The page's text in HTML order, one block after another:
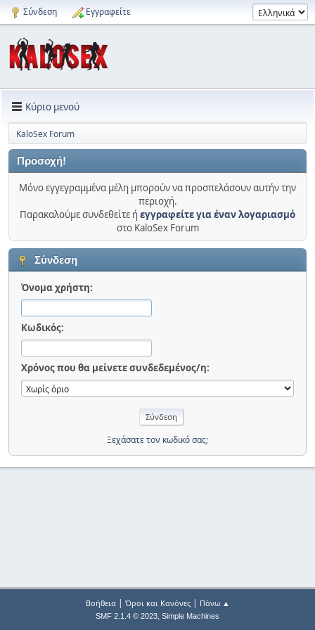
Σύνδεση Εγγραφείτε
Κύριο μενού
KaloSex Forum
Προσοχή!
Μόνο εγγεγραμμένα μέλη μπορούν να προσπελάσουν αυτήν την
περιοχή.
Παρακαλούμε συνδεθείτε ήεγγραφείτε για έναν λογαριασμό
στο KaloSex Forum
Σύνδεση
Όνομα χρήστη:
Κωδικός:
Χρόνος που θα μείνετε συνδεδεμένος/η:
Ξεχάσατε τον κωδικό σας;
Βοήθεια| Όροι και Κανόνες| Πάνω ▲
SMF 2.1.4 © 2023, Simple Machines